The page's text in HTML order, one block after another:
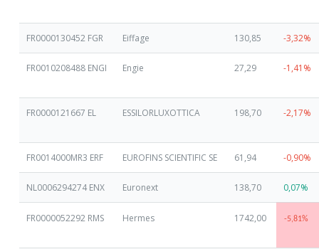
FR0000130452 FGR Eiffage 130,85 -3,32%
FR0010208488 ENGI Engie 27,29 -1,41%
FR0000121667 EL ESSILORLUXOTTICA 198,70 -2,17%
FR0014000MR3 ERF EUROFINS SCIENTIFIC SE 61,94 -0,90%
NL0006294274 ENX Euronext 138,70 0,07%
FR0000052292 RMS Hermes 1742,00 -5,81%